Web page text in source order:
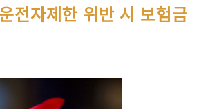
전자제한 위반 시 보험금